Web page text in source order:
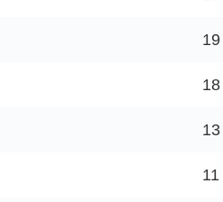
19
18
13
11